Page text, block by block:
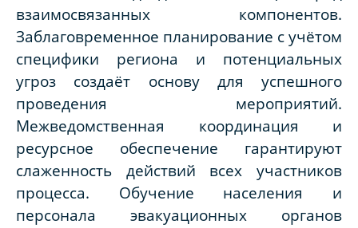
взаимосвязанных компонентов.
Заблаговременное планирование с учётом
специфики региона и потенциальных
угроз создаёт основу для успешного
проведения мероприятий.
Межведомственная координация и
ресурсное обеспечение гарантируют
слаженность действий всех участников
процесса. Обучение населения и
персонала эвакуационных органов